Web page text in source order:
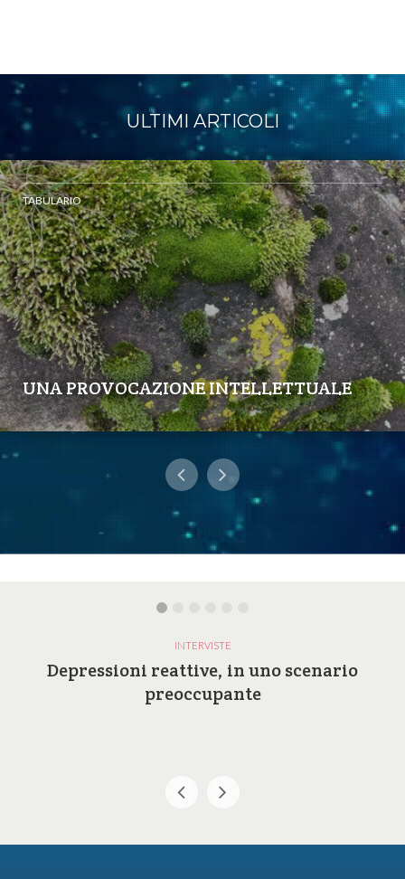
ULTIMI ARTICOLI
TABULARIO
UNA PROVOCAZIONE INTELLETTUALE
INTERVISTE
Depressioni reattive, in uno scenario
preoccupante